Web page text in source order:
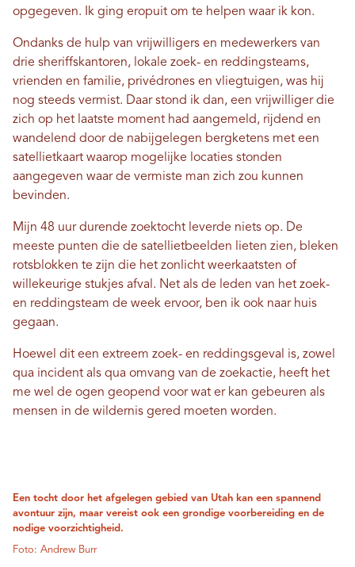
opgegeven. Ik ging eropuit om te helpen waar ik kon.
Ondanks de hulp van vrijwilligers en medewerkers van
drie sheriffskantoren, lokale zoek- en reddingsteams,
vrienden en familie, privédrones en vliegtuigen, was hij
nog steeds vermist. Daar stond ik dan, een vrijwilliger die
zich op het laatste moment had aangemeld, rijdend en
wandelend door de nabijgelegen bergketens met een
satellietkaart waarop mogelijke locaties stonden
aangegeven waar de vermiste man zich zou kunnen
bevinden.
Mijn 48 uur durende zoektocht leverde niets op. De
meeste punten die de satellietbeelden lieten zien, bleken
rotsblokken te zijn die het zonlicht weerkaatsten of
willekeurige stukjes afval. Net als de leden van het zoek-
en reddingsteam de week ervoor, ben ik ook naar huis
gegaan.
Hoewel dit een extreem zoek- en reddingsgeval is, zowel
qua incident als qua omvang van de zoekactie, heeft het
me wel de ogen geopend voor wat er kan gebeuren als
mensen in de wildernis gered moeten worden.
Een tocht door het afgelegen gebied van Utah kan een spannend
avontuur zijn, maar vereist ook een grondige voorbereiding en de
nodige voorzichtigheid.
Foto: Andrew Burr